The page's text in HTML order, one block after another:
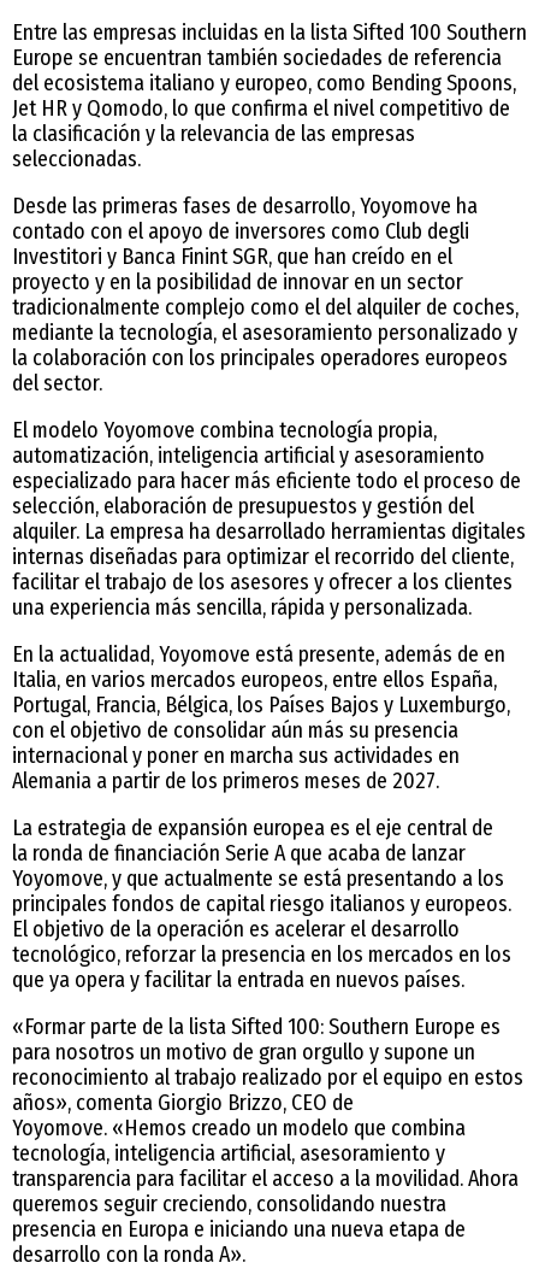
Entre las empresas incluidas en la lista Sifted 100 Southern
Europe se encuentran también sociedades de referencia
del ecosistema italiano y europeo, como Bending Spoons,
Jet HR y Qomodo, lo que confirma el nivel competitivo de
la clasificación y la relevancia de las empresas
seleccionadas.
Desde las primeras fases de desarrollo, Yoyomove ha
contado con el apoyo de inversores como Club degli
Investitori y Banca Finint SGR, que han creído en el
proyecto y en la posibilidad de innovar en un sector
tradicionalmente complejo como el del alquiler de coches,
mediante la tecnología, el asesoramiento personalizado y
la colaboración con los principales operadores europeos
del sector.
El modelo Yoyomove combina tecnología propia,
automatización, inteligencia artificial y asesoramiento
especializado para hacer más eficiente todo el proceso de
selección, elaboración de presupuestos y gestión del
alquiler. La empresa ha desarrollado herramientas digitales
internas diseñadas para optimizar el recorrido del cliente,
facilitar el trabajo de los asesores y ofrecer a los clientes
una experiencia más sencilla, rápida y personalizada.
En la actualidad, Yoyomove está presente, además de en
Italia, en varios mercados europeos, entre ellos España,
Portugal, Francia, Bélgica, los Países Bajos y Luxemburgo,
con el objetivo de consolidar aún más su presencia
internacional y poner en marcha sus actividades en
Alemania a partir de los primeros meses de 2027.
La estrategia de expansión europea es el eje central de
la ronda de financiación Serie A que acaba de lanzar
Yoyomove, y que actualmente se está presentando a los
principales fondos de capital riesgo italianos y europeos.
El objetivo de la operación es acelerar el desarrollo
tecnológico, reforzar la presencia en los mercados en los
que ya opera y facilitar la entrada en nuevos países.
«Formar parte de la lista Sifted 100: Southern Europe es
para nosotros un motivo de gran orgullo y supone un
reconocimiento al trabajo realizado por el equipo en estos
años», comenta Giorgio Brizzo, CEO de
Yoyomove. «Hemos creado un modelo que combina
tecnología, inteligencia artificial, asesoramiento y
transparencia para facilitar el acceso a la movilidad. Ahora
queremos seguir creciendo, consolidando nuestra
presencia en Europa e iniciando una nueva etapa de
desarrollo con la ronda A».